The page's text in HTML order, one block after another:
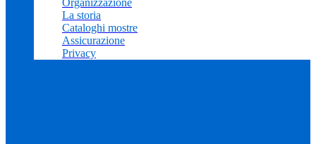
Organizzazione
La storia
Cataloghi mostre
Assicurazione
Privacy